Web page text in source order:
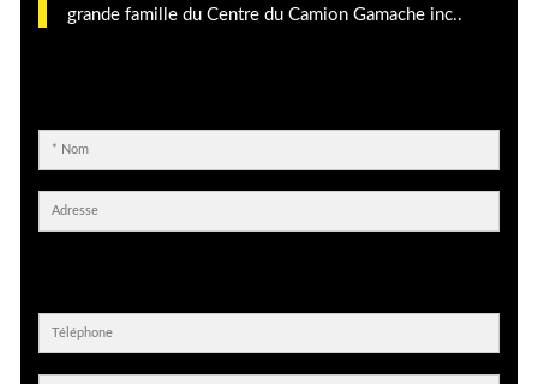
grande famille du Centre du Camion Gamache inc..